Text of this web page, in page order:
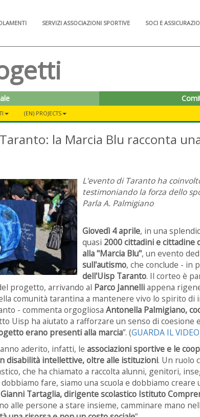
SERVIZI ASSOCIAZIONI SPORTIVE SOCI E
(EN) PROJECTS
la Marcia Blu racconta
L'evento di Taranto ha
testimoniando la forza dello
Parla A. Palmigiano
Giovedì 4 aprile, in una
quasi 2000 cittadini e cittadine
alla "Marcia Blu", un evento
sull'autismo, che conclude - in
dell'Uisp Taranto. Il corteo è
progetto, arrivando al Parco Jannelliappena
comunità tarantina a mantenere vivo lo spirito di
- commenta orgogliosa Antonella Palmigiano,
Uisp ha aiutato a rafforzare un senso di coesione
erano presenti alla marcia”. (GUARDA IL VIDEO
aderito, infatti, le associazioni sportive e le
disabilità intellettive, oltre alle istituzioni. Un ruolo
che ha chiamato a raccolta alunni, genitori,
dobbiamo fare, siamo una scuola e dobbiamo
Gianni Tartaglia, dirigente scolastico Istituto
alle persone a stare insieme, camminare mano